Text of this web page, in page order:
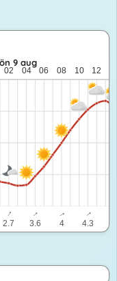
upp till 5,1
9 aug
02 04 06 08 10 12
↓
2.7
↓
3.6
↓
4
↓
4.3